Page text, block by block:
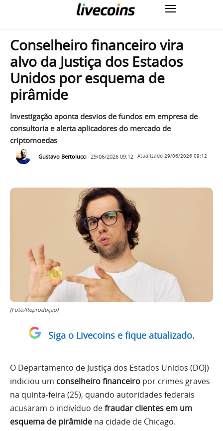
Conselheiro financeiro vira
alvo da Justiça dos Estados
Unidos por esquema de
pirâmide
Investigação aponta desvios de fundos em empresa de
consultoria e alerta aplicadores do mercado de
criptomoedas
Gustavo Bertolucci 29/06/2026 09:12 Atualizado 29/06/2026 09:12
(Foto/Reprodução)
Siga o Livecoins e fique atualizado.
O Departamento de Justiça dos Estados Unidos (DOJ)
indiciou um conselheiro financeiro por crimes graves
na quinta-feira (25), quando autoridades federais
acusaram o indivíduo defraudar clientes em um
esquema de pirâmide na cidade de Chicago.